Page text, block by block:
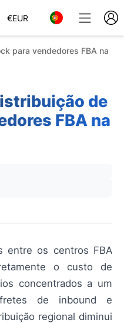
€EUR
para vendedores FBA na
de
FBA na
entre os centros FBA
o custo de
concentrados a um
de inbound e
regional diminui